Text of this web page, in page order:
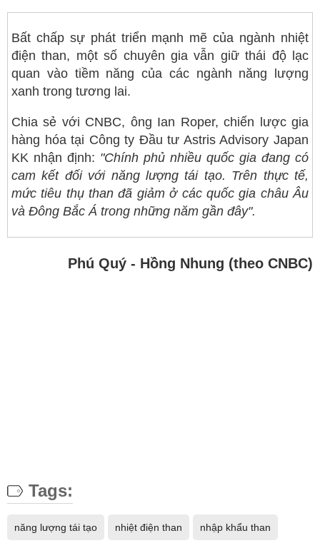
Bất chấp sự phát triển mạnh mẽ của ngành nhiệt
điện than, một số chuyên gia vẫn giữ thái độ lạc
quan vào tiềm năng của các ngành năng lượng
xanh trong tương lai.
Chia sẻ với CNBC, ông Ian Roper, chiến lược gia
hàng hóa tại Công ty Đầu tư Astris Advisory Japan
KK nhận định: "Chính phủ nhiều quốc gia đang có
cam kết đối với năng lượng tái tạo. Trên thực tế,
mức tiêu thụ than đã giảm ở các quốc gia châu Âu
và Đông Bắc Á trong những năm gần đây".
Phú Quý - Hồng Nhung (theo CNBC)
Tags:
năng lượng tái tạo nhiệt điện than nhập khẩu than